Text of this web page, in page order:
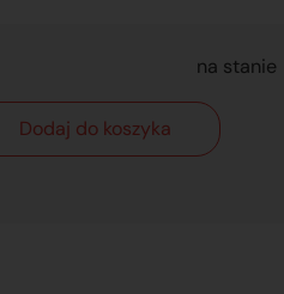
na stanie
Dodaj do koszyka